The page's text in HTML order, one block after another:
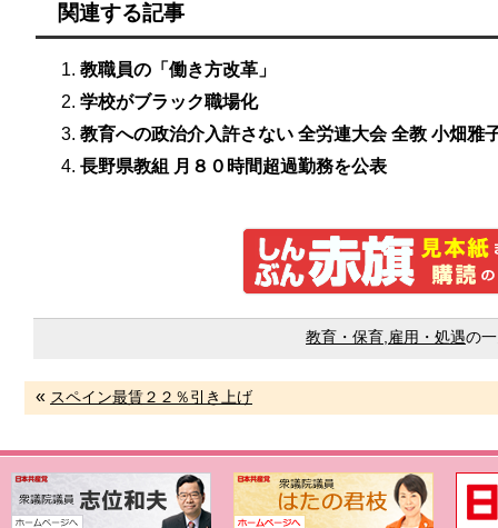
関連する記事
教職員の「働き方改革」
学校がブラック職場化
教育への政治介入許さない 全労連大会 全教 小畑雅
長野県教組 月８０時間超過勤務を公表
教育・保育 雇用・処遇の
« スペイン最賃２２％引き上げ